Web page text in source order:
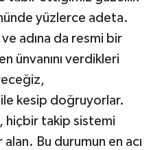
yüzlerce adeta.
adına da resmi bir
ünvanını verdikleri
kesip doğruyorlar.
hiçbir takip sistemi
alan. Bu durumun en acı